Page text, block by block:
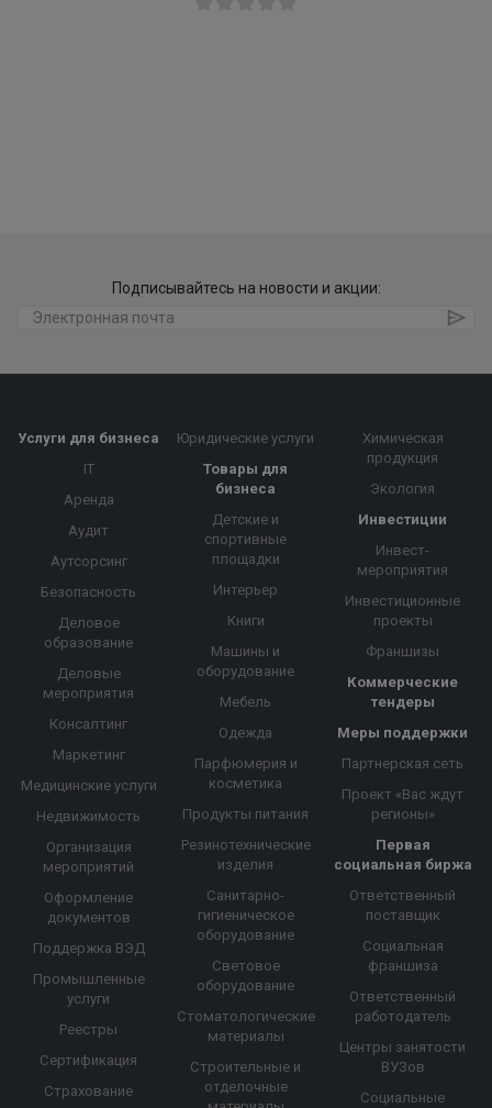
Подписывайтесь на новости и акции:
Услуги для бизнеса
IT
Аренда
Аудит
Аутсорсинг
Безопасность
Деловое
образование
Деловые
мероприятия
Консалтинг
Маркетинг
Медицинские услуги
Недвижимость
Организация
мероприятий
Оформление
документов
Поддержка ВЭД
Промышленные
услуги
Реестры
Сертификация
Страхование
Юридические услуги
Товары для
бизнеса
Детские и
спортивные
площадки
Интерьер
Книги
Машины и
оборудование
Мебель
Одежда
Парфюмерия и
косметика
Продукты питания
Резинотехнические
изделия
Санитарно-
гигиеническое
оборудование
Световое
оборудование
Стоматологические
материалы
Строительные и
отделочные
Химическая
продукция
Экология
Инвестиции
Инвест-
мероприятия
Инвестиционные
проекты
Франшизы
Коммерческие
тендеры
Меры поддержки
Партнерская сеть
Проект «Вас ждут
регионы»
Первая
социальная биржа
Ответственный
поставщик
Социальная
франшиза
Ответственный
работодатель
Центры занятости
ВУЗов
Социальные